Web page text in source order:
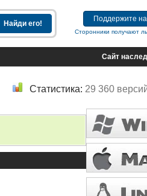
Поддержите
Сторонники получают
Сайт
Статистика: 29 360